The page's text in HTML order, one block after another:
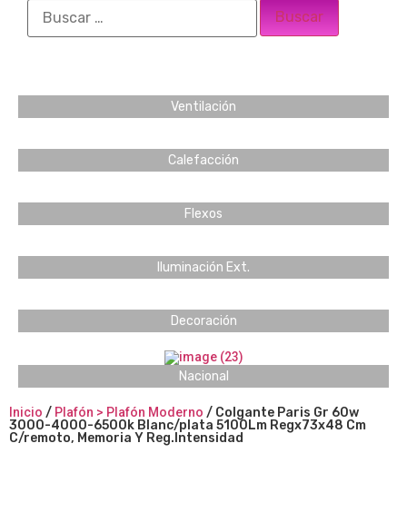
Ventilación
Calefacción
Flexos
Iluminación Ext.
Decoración
Nacional
Inicio / Plafón > Plafón Moderno / Colgante Paris Gr 60w
3000-4000-6500k Blanc/plata 5100Lm Regx73x48 Cm
C/remoto, Memoria Y Reg.Intensidad